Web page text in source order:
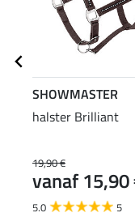
SHOWMASTER
halster Brilliant
19,90 €
vanaf 15,90
5.0 5